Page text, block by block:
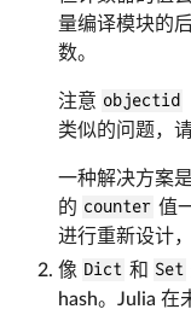
量编译模块的
数。
注意 objectid
类似的问题，
一种解决方案
的 counter 值
进行重新设计
像 Dict 和 Set
hash。Julia 在